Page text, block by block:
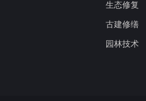
生态修复
古建修缮
园林技术